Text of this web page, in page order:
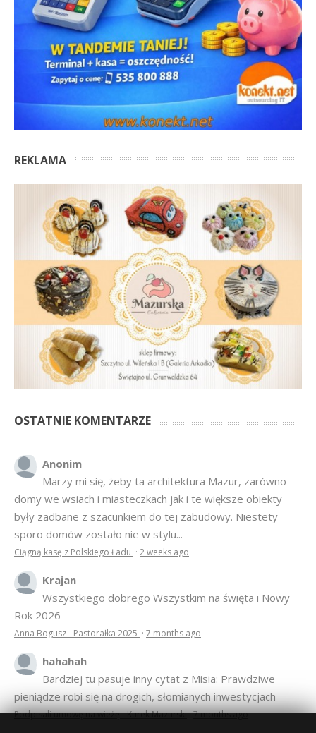
REKLAMA
OSTATNIE KOMENTARZE
Anonim
Marzy mi się, żeby ta architektura Mazur, zarówno
domy we wsiach i miasteczkach jak i te większe obiekty
były zadbane z szacunkiem do tej zabudowy. Niestety
sporo domów zostało nie w stylu...
Ciągną kasę z Polskiego Ładu · 2 weeks ago
Krajan
Wszystkiego dobrego Wszystkim na święta i Nowy
Rok 2026
Anna Bogusz - Pastorałka 2025 · 7 months ago
hahahah
Bardziej tu pasuje inny cytat z Misia: Prawdziwe
pieniądze robi się na drogich, słomianych inwestycjach
Podpisali umowę na wieżę - Kurek Mazurski·7 months ago